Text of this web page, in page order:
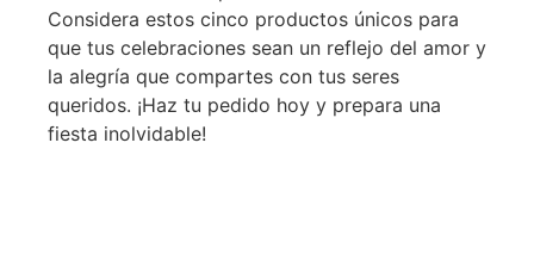
Considera estos cinco productos únicos para
que tus celebraciones sean un reflejo del amor y
la alegría que compartes con tus seres
queridos. ¡Haz tu pedido hoy y prepara una
fiesta inolvidable!